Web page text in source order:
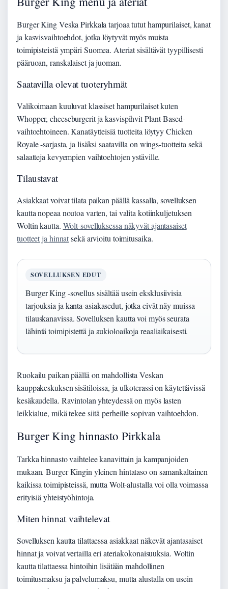
Burger King Veska Pirkkala tarjoaa tutut hampurilaiset, kanat
ja kasvisvaihtoehdot, jotka löytyvät myös muista
toimipisteistä ympäri Suomea. Ateriat sisältävät tyypillisesti
pääruoan, ranskalaiset ja juoman.
Saatavilla olevat tuoteryhmät
Valikoimaan kuuluvat klassiset hampurilaiset kuten
Whopper, cheeseburgerit ja kasvispihvit Plant-Based-
vaihtoehtoineen. Kanatäytteisiä tuotteita löytyy Chicken
Royale -sarjasta, ja lisäksi saatavilla on wings-tuotteita sekä
salaatteja kevyempien vaihtoehtojen ystäville.
Tilaustavat
Asiakkaat voivat tilata paikan päällä kassalla, sovelluksen
kautta nopeaa noutoa varten, tai valita kotiinkuljetuksen
Woltin kautta. Wolt-sovelluksessa näkyvät ajantasaiset
tuotteet ja hinnatsekä arvioitu toimitusaika.
SOVELLUKSEN EDUT
Burger King -sovellus sisältää usein eksklusiivisia
tarjouksia ja kanta-asiakasedut, jotka eivät näy muissa
tilauskanavissa. Sovelluksen kautta voi myös seurata
lähintä toimipistettä ja aukioloaikoja reaaliaikaisesti.
Ruokailu paikan päällä on mahdollista Veskan
kauppakeskuksen sisätiloissa, ja ulkoterassi on käytettävissä
kesäkaudella. Ravintolan yhteydessä on myös lasten
leikkialue, mikä tekee siitä perheille sopivan vaihtoehdon.
Burger King hinnasto Pirkkala
Tarkka hinnasto vaihtelee kanavittain ja kampanjoiden
mukaan. Burger Kingin yleinen hintataso on samankaltainen
kaikissa toimipisteissä, mutta Wolt-alustalla voi olla voimassa
erityisiä yhteistyöhintoja.
Miten hinnat vaihtelevat
Sovelluksen kautta tilattaessa asiakkaat näkevät ajantasaiset
hinnat ja voivat vertailla eri ateriakokonaisuuksia. Woltin
kautta tilattaessa hintoihin lisätään mahdollinen
toimitusmaksu ja palvelumaksu, mutta alustalla on usein